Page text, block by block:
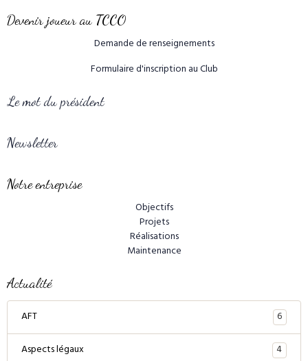
Devenir joueur au TCCO
Demande de renseignements
Formulaire d'inscription au Club
Le mot du président
Newsletter
Notre entreprise
Objectifs
Projets
Réalisations
Maintenance
Actualité
AFT
6
Aspects légaux
4